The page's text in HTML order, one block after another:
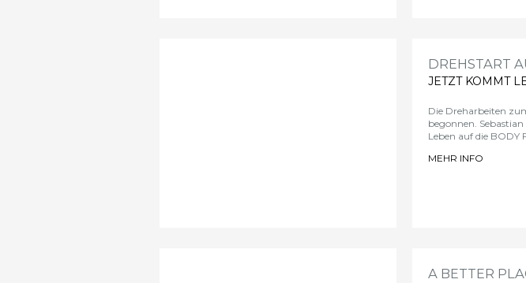
DREHSTART
JETZT KOMMT
Die Dreharbeiten
begonnen.
Leben auf die BODY
MEHR INFO
A BETTER